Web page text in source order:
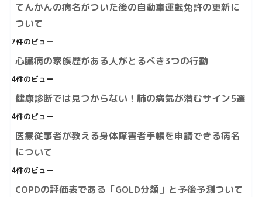
てんかんの病名がついた後の自動車運転免許の更新に
ついて
7件のビュー
心臓病の家族歴がある人がとるべき3つの行動
4件のビュー
健康診断では見つからない！肺の病気が潜むサイン5選
4件のビュー
医療従事者が教える身体障害者手帳を申請できる病名
について
4件のビュー
COPDの評価表である「GOLD分類」と予後予測ついて